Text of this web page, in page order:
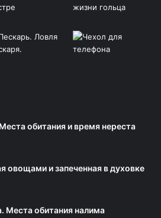
обитания и время нереста
овощами и запеченная в духовке
Места обитания налима